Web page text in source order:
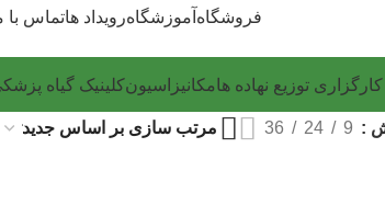
فروشگاه آموزشگاهرویداد هاتماس با
کارگزاری توزیع نهاده هامکانیزاسیونکلینیک گیاه
9
24
36